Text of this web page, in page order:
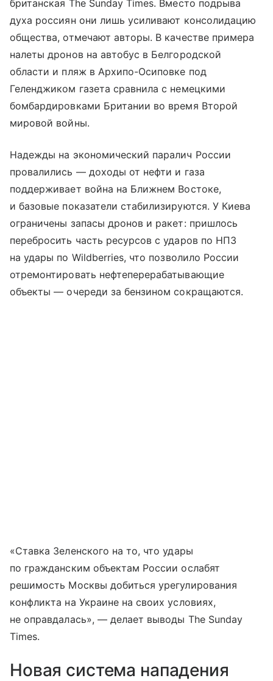
британская The Sunday Times. Вместо подрыва
духа россиян они лишь усиливают консолидацию
общества, отмечают авторы. В качестве примера
налеты дронов на автобус в Белгородской
области и пляж в Архипо-Осиповке под
Геленджиком газета сравнила с немецкими
бомбардировками Британии во время Второй
мировой войны.
Надежды на экономический паралич России
провалились — доходы от нефти и газа
поддерживает война на Ближнем Востоке,
и базовые показатели стабилизируются. У Киева
ограничены запасы дронов и ракет: пришлось
перебросить часть ресурсов с ударов по НПЗ
на удары по Wildberries, что позволило России
отремонтировать нефтеперерабатывающие
объекты — очереди за бензином сокращаются.
«Ставка Зеленского на то, что удары
по гражданским объектам России ослабят
решимость Москвы добиться урегулирования
конфликта на Украине на своих условиях,
не оправдалась», — делает выводы The Sunday
Times.
Новая система нападения